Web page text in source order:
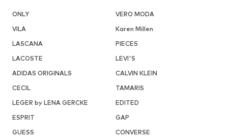
ONLY
VERO MODA
VILA
Karen Millen
LASCANA
PIECES
LACOSTE
LEVI'S
ADIDAS ORIGINALS
CALVIN KLEIN
CECIL
TAMARIS
LEGER by LENA GERCKE
EDITED
ESPRIT
GAP
GUESS
CONVERSE